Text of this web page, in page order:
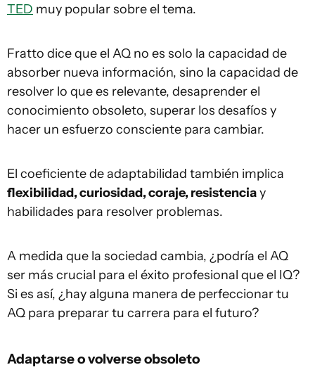
TED muy popular sobre el tema.
Fratto dice que el AQ no es solo la capacidad de
absorber nueva información, sino la capacidad de
resolver lo que es relevante, desaprender el
conocimiento obsoleto, superar los desafíos y
hacer un esfuerzo consciente para cambiar.
El coeficiente de adaptabilidad también implica
flexibilidad, curiosidad, coraje, resistenciay
habilidades para resolver problemas.
A medida que la sociedad cambia, ¿podría el AQ
ser más crucial para el éxito profesional que el IQ?
Si es así, ¿hay alguna manera de perfeccionar tu
AQ para preparar tu carrera para el futuro?
Adaptarse o volverse obsoleto